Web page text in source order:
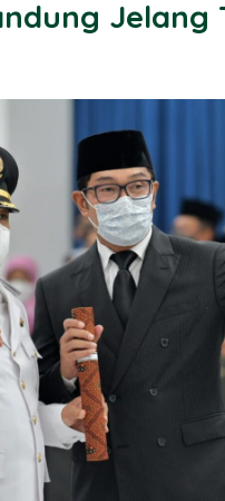
Jelang